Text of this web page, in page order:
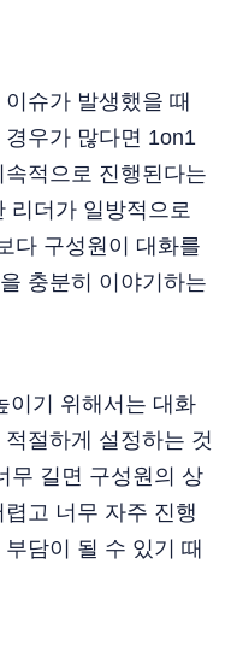
슈가 발생했을 때
우가 많다면 1on1
적으로 진행된다는
리더가 일방적으로
다 구성원이 대화를
충분히 이야기하는
이기 위해서는 대화
절하게 설정하는 것
무 길면 구성원의 상
고 너무 자주 진행
담이 될 수 있기 때